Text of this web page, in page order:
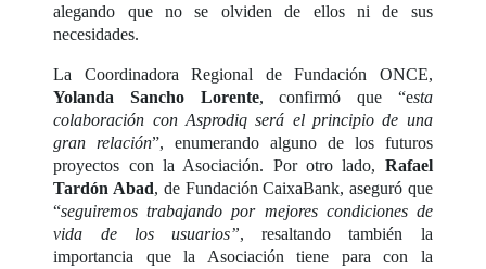
alegando que no se olviden de ellos ni de sus
necesidades.
La Coordinadora Regional de Fundación ONCE,
Yolanda Sancho Lorente, confirmó que “esta
colaboración con Asprodiq será el principio de una
gran relación”, enumerando alguno de los futuros
proyectos con la Asociación. Por otro lado, Rafael
Tardón Abad, de Fundación CaixaBank, aseguró que
“seguiremos trabajando por mejores condiciones de
vida de los usuarios”, resaltando también la
importancia que la Asociación tiene para con la